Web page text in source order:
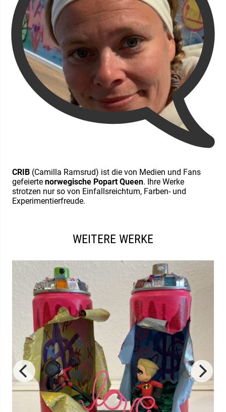
CRIB (Camilla Ramsrud) ist die von Medien und Fans
gefeierte norwegische Popart Queen. Ihre Werke
strotzen nur so von Einfallsreichtum, Farben- und
Experimentierfreude.
WEITERE WERKE